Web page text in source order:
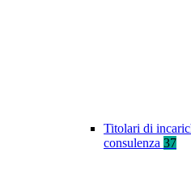
Titolari di
consulenza 37